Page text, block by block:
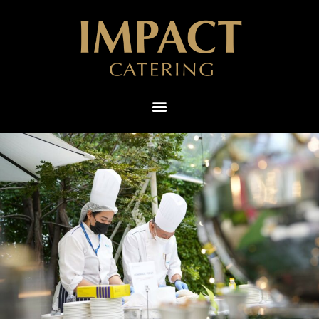
ไทย
English